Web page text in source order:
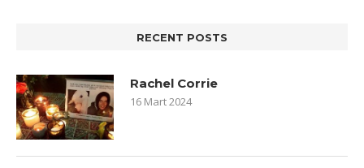
RECENT POSTS
Rachel Corrie
16 Mart 2024